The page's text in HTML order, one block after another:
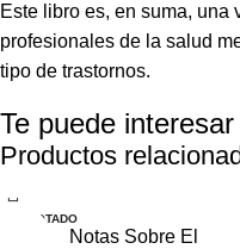
Este libro es, en suma,
profesionales de la salud
tipo de trastornos.
Te puede interesar
Productos
AGOTADO
Notas Sobre El